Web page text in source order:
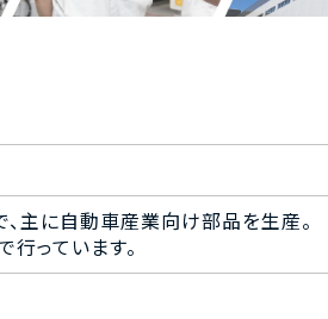
、主に自動車産業向け部品を生産。
っています。